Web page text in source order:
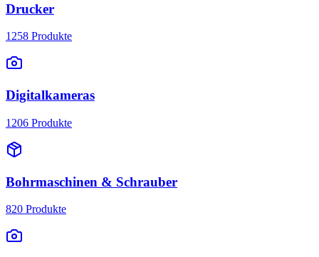
Drucker
1258 Produkte
Digitalkameras
1206 Produkte
Bohrmaschinen & Schrauber
820 Produkte